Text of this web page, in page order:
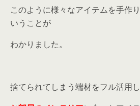
このように様々なアイテムを手作
いうことが
わかりました。
捨てられてしまう端材をフル活用し